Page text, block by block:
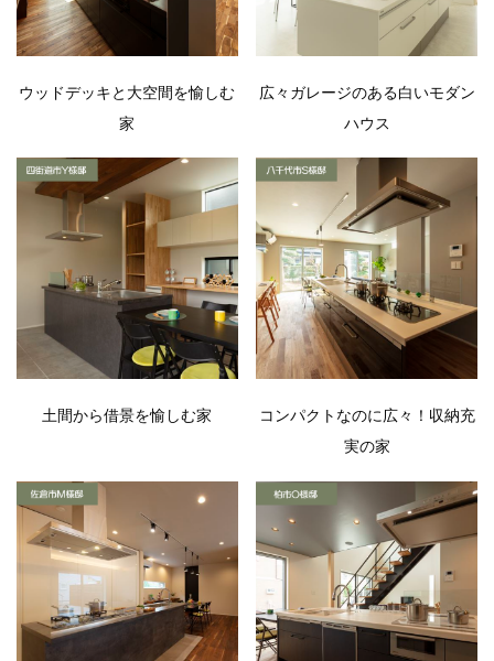
ウッドデッキと大空間を愉しむ
家
広々ガレージのある白いモダン
ハウス
土間から借景を愉しむ家
コンパクトなのに広々！収納充
実の家